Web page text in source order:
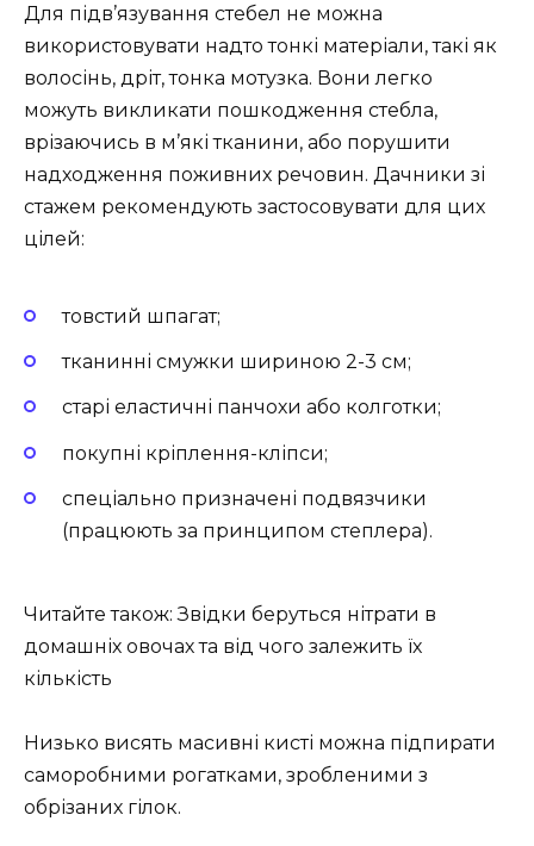
Для підв’язування стебел не можна
використовувати надто тонкі матеріали, такі як
волосінь, дріт, тонка мотузка. Вони легко
можуть викликати пошкодження стебла,
врізаючись в м’які тканини, або порушити
надходження поживних речовин. Дачники зі
стажем рекомендують застосовувати для цих
цілей:
товстий шпагат;
тканинні смужки шириною 2-3 см;
старі еластичні панчохи або колготки;
покупні кріплення-кліпси;
спеціально призначені подвязчики
(працюють за принципом степлера).
Читайте також: Звідки беруться нітрати в
домашніх овочах та від чого залежить їх
кількість
Низько висять масивні кисті можна підпирати
саморобними рогатками, зробленими з
обрізаних гілок.